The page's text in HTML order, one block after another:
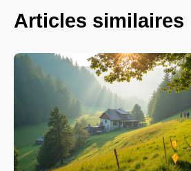
Articles similaires